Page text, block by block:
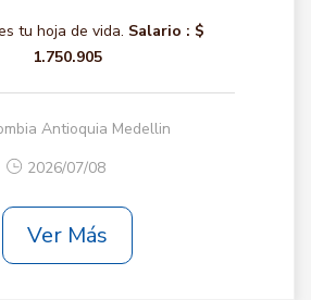
tu hoja de vida. Salario : $
1.750.905
Antioquia Medellin
2026/07/08
Ver Más